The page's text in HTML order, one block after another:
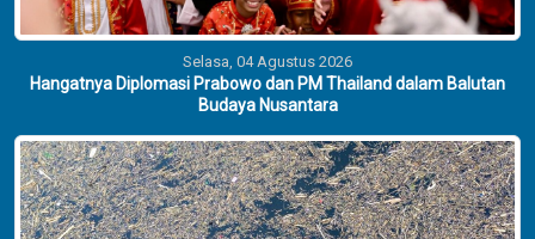
Selasa, 04 Agustus 2026
Hangatnya Diplomasi Prabowo dan PM Thailand dalam Balutan
Budaya Nusantara